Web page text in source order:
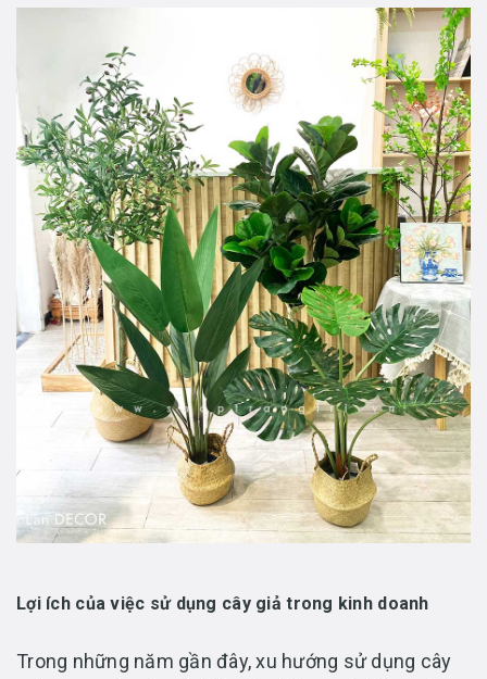
Lợi ích của việc sử dụng cây giả trong kinh doanh
Trong những năm gần đây, xu hướng sử dụng cây